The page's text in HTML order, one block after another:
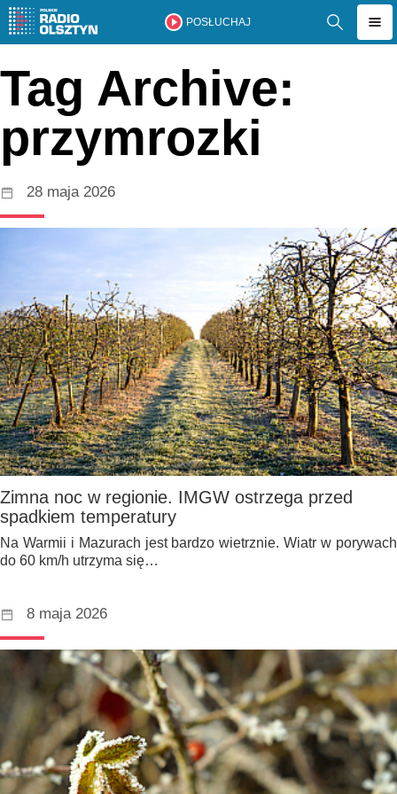
POSŁUCHAJ
Tag Archive:
przymrozki
28 maja 2026
Zimna noc w regionie. IMGW ostrzega przed
spadkiem temperatury
Na Warmii i Mazurach jest bardzo wietrznie. Wiatr w porywach
do 60 km/h utrzyma się…
8 maja 2026